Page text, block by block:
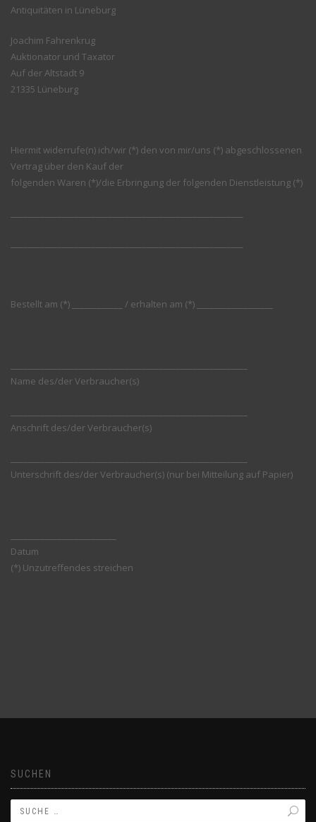
Antiquitäten in Lüneburg
Joachim Fahrenkrug
Auktionator und Taxator
Auf der Altstadt 9
21335 Lüneburg
Hiermit widerrufe(n) ich/wir (*) den von mir/uns (*) abgeschlossenen
Vertrag über den Kauf der
folgenden Waren (*)/die Erbringung der folgenden Dienstleistung (*)
Bestellt am (*) ____________ / erhalten am (*) __________________
Name des/der Verbraucher(s)
Anschrift des/der Verbraucher(s)
Unterschrift des/der Verbraucher(s) (nur bei Mitteilung auf Papier)
Datum
(*) Unzutreffendes streichen
SUCHEN